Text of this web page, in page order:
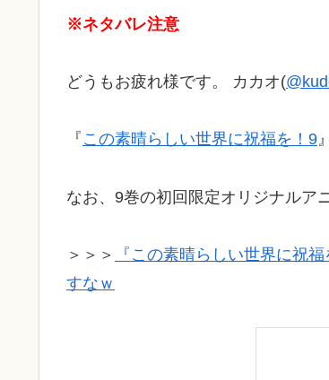
※ネタバレ注意
どうもお疲れ様です。 カカオ(
『 この素晴らしい世界に祝福を！9
なお、9巻の初回限定オリジナルア
＞＞＞
『この素晴らしい世界に祝
すなｗ